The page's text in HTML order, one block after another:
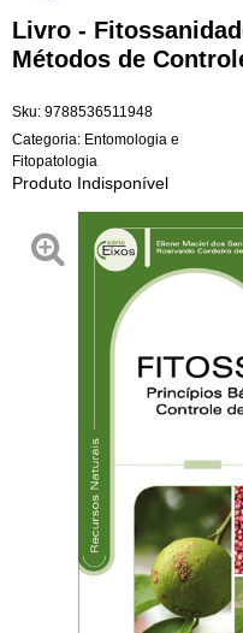
Livro -
Métodos de
Sku: 9788536511948
Categoria: Entomologia e
Fitopatologia
Produto Indisponível